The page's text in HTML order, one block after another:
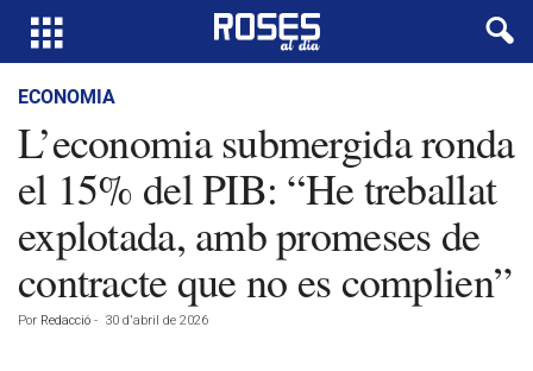
ECONOMIA
L’economia submergida ronda
el 15% del PIB: “He treballat
explotada, amb promeses de
contracte que no es complien”
Por Redacció - 30 d'abril de 2026